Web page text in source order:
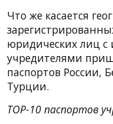
Что же касается
юридических лиц
учредителями
паспортов России,
Турции.
TOP-10 паспортов